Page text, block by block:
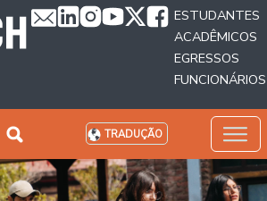
principal
ESTUDANTES
ACADÊMICOS
EGRESSOS
FUNCIONÁRIOS
TRADUÇÃO